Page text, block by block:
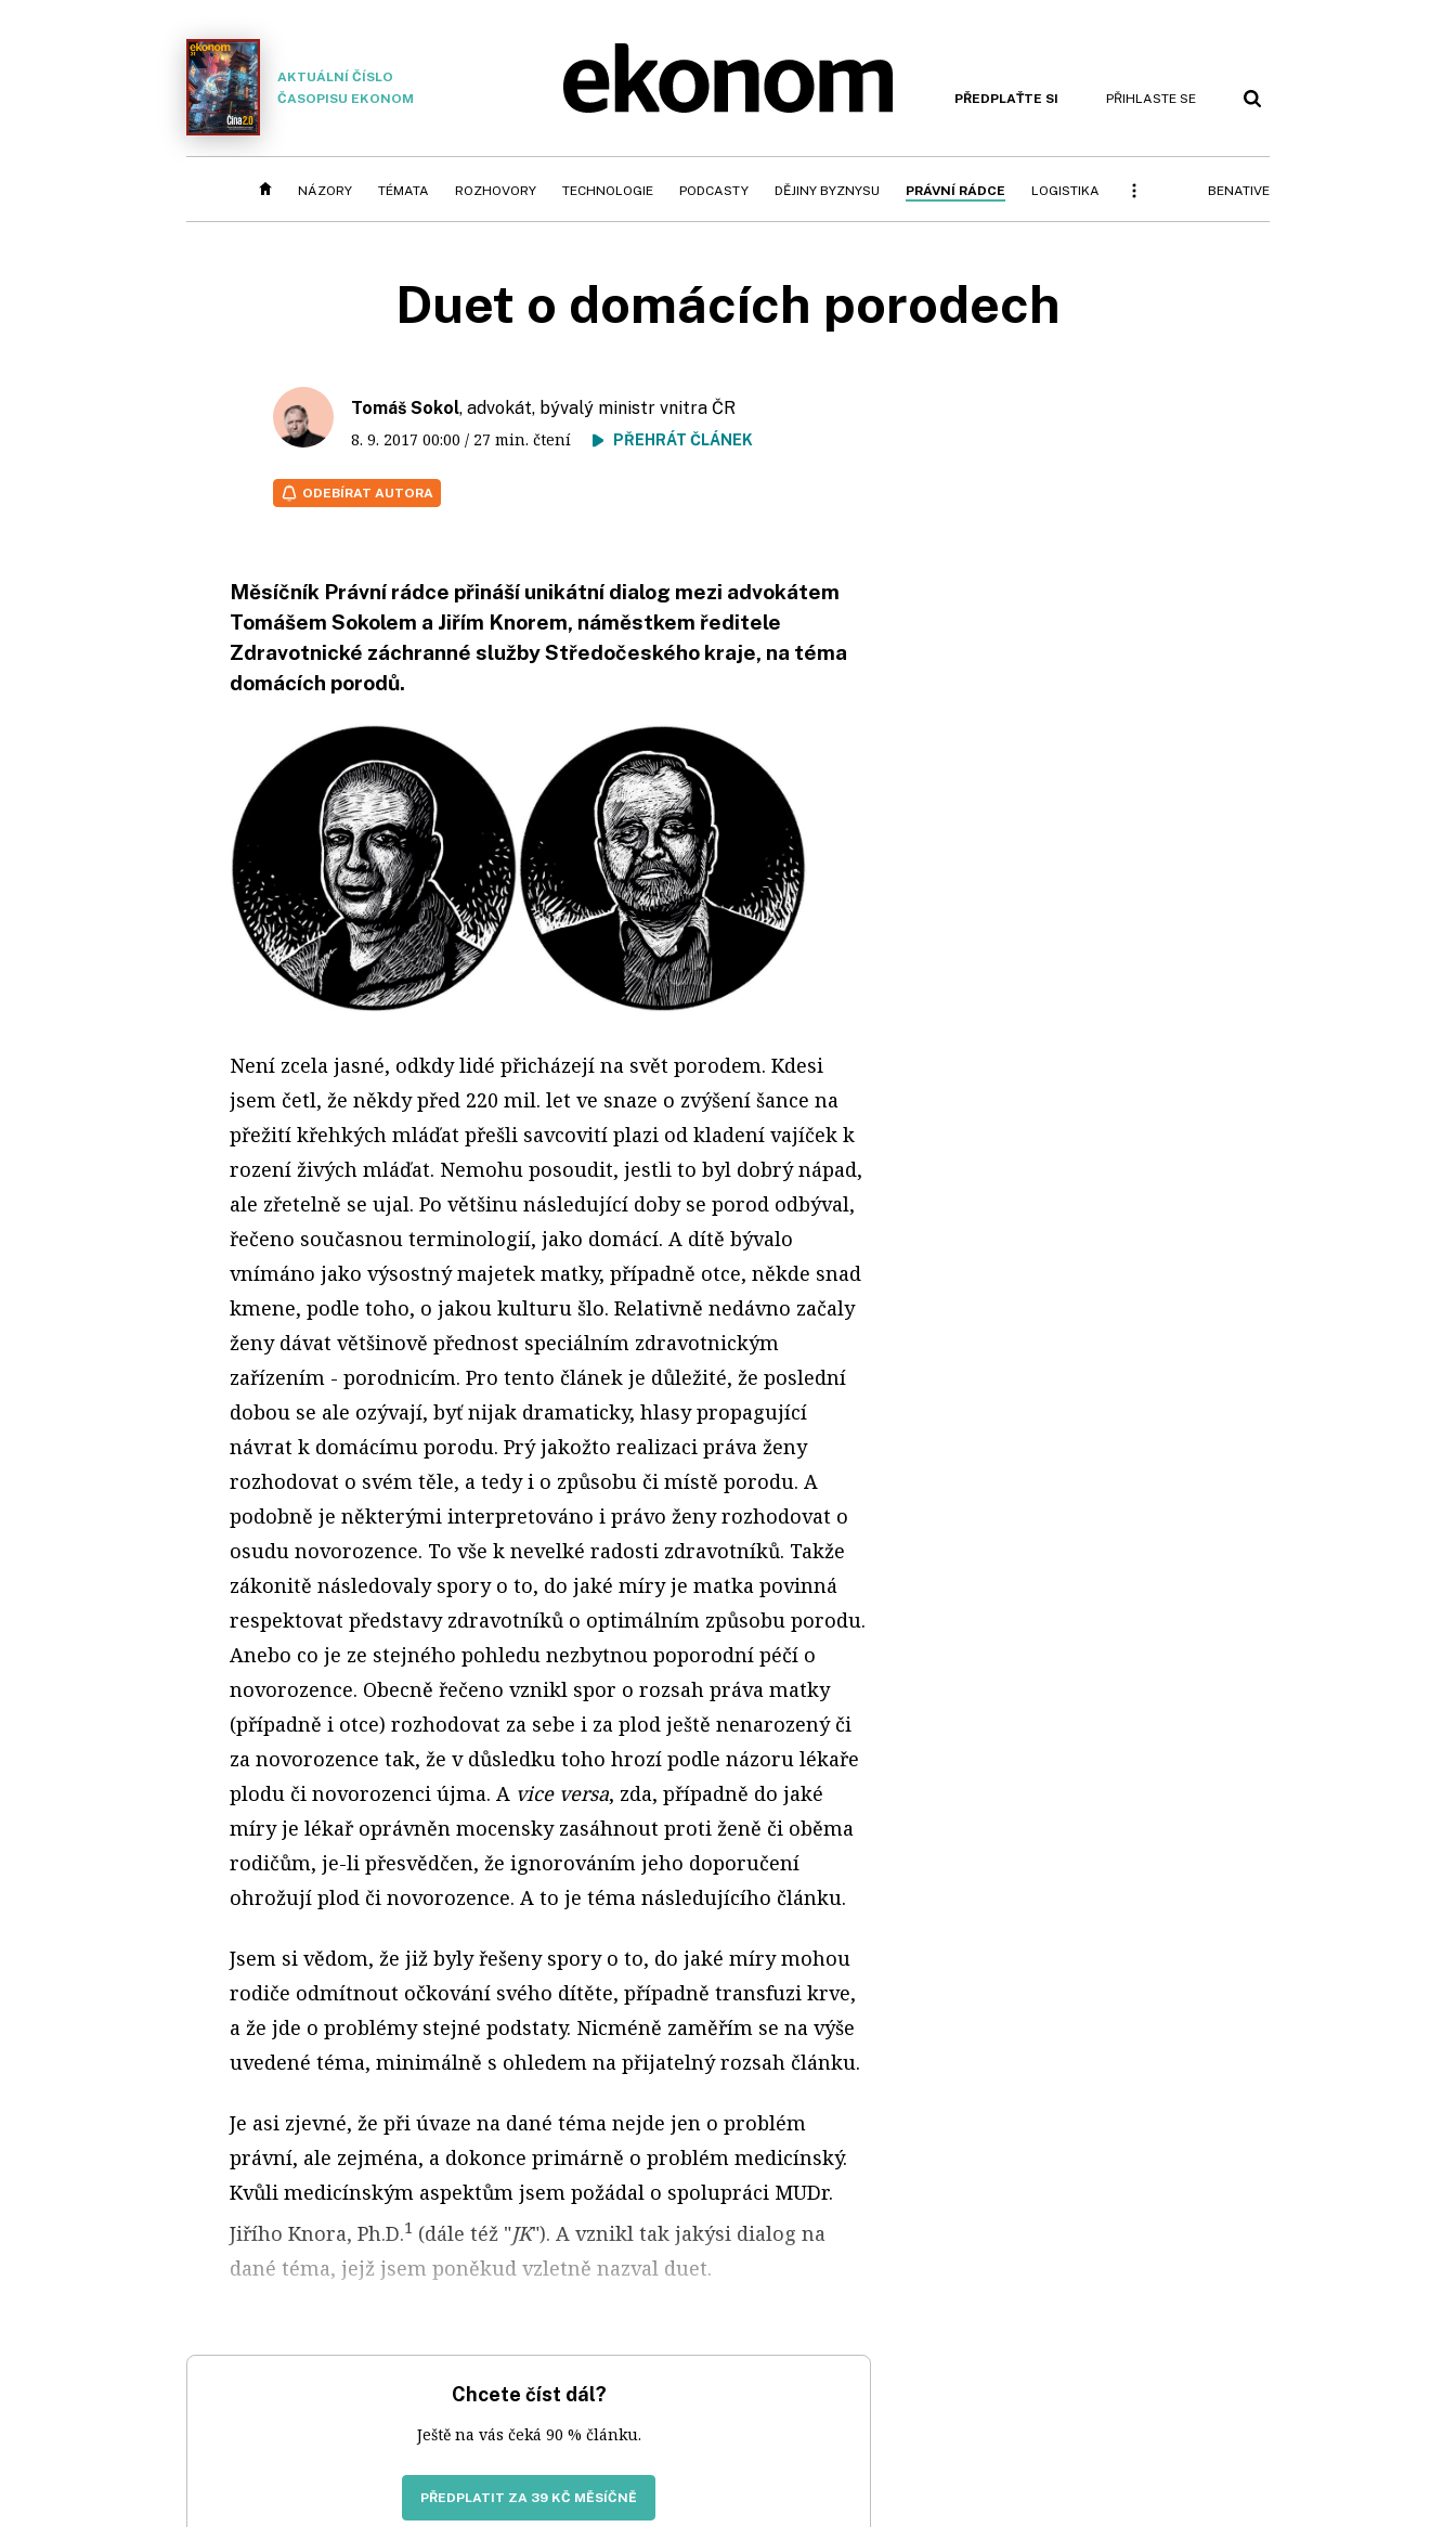
AKTUÁLNÍ ČÍSLO
ČASOPISU EKONOM
PŘEDPLAŤTE SI PŘIHLASTE SE
NÁZORY TÉMATA ROZHOVORY TECHNOLOGIE PODCASTY DĚJINY BYZNYSU PRÁVNÍ RÁDCE LOGISTIKA BENATIVE
Duet o domácích porodech
Tomáš Sokol, advokát, bývalý ministr vnitra ČR
8. 9. 2017 00:00 / 27 min. čtení PŘEHRÁT ČLÁNEK
ODEBÍRAT AUTORA
Měsíčník Právní rádce přináší unikátní dialog mezi advokátem
Tomášem Sokolem a Jiřím Knorem, náměstkem ředitele
Zdravotnické záchranné služby Středočeského kraje, na téma
domácích porodů.
Není zcela jasné, odkdy lidé přicházejí na svět porodem. Kdesi
jsem četl, že někdy před 220 mil. let ve snaze o zvýšení šance na
přežití křehkých mláďat přešli savcovití plazi od kladení vajíček k
rození živých mláďat. Nemohu posoudit, jestli to byl dobrý nápad,
ale zřetelně se ujal. Po většinu následující doby se porod odbýval,
řečeno současnou terminologií, jako domácí. A dítě bývalo
vnímáno jako výsostný majetek matky, případně otce, někde snad
kmene, podle toho, o jakou kulturu šlo. Relativně nedávno začaly
ženy dávat většinově přednost speciálním zdravotnickým
zařízením - porodnicím. Pro tento článek je důležité, že poslední
dobou se ale ozývají, byť nijak dramaticky, hlasy propagující
návrat k domácímu porodu. Prý jakožto realizaci práva ženy
rozhodovat o svém těle, a tedy i o způsobu či místě porodu. A
podobně je některými interpretováno i právo ženy rozhodovat o
osudu novorozence. To vše k nevelké radosti zdravotníků. Takže
zákonitě následovaly spory o to, do jaké míry je matka povinná
respektovat představy zdravotníků o optimálním způsobu porodu.
Anebo co je ze stejného pohledu nezbytnou poporodní péčí o
novorozence. Obecně řečeno vznikl spor o rozsah práva matky
(případně i otce) rozhodovat za sebe i za plod ještě nenarozený či
za novorozence tak, že v důsledku toho hrozí podle názoru lékaře
plodu či novorozenci újma. A vice versa, zda, případně do jaké
míry je lékař oprávněn mocensky zasáhnout proti ženě či oběma
rodičům, je-li přesvědčen, že ignorováním jeho doporučení
ohrožují plod či novorozence. A to je téma následujícího článku.
Jsem si vědom, že již byly řešeny spory o to, do jaké míry mohou
rodiče odmítnout očkování svého dítěte, případně transfuzi krve,
a že jde o problémy stejné podstaty. Nicméně zaměřím se na výše
uvedené téma, minimálně s ohledem na přijatelný rozsah článku.
Je asi zjevné, že při úvaze na dané téma nejde jen o problém
právní, ale zejména, a dokonce primárně o problém medicínský.
Kvůli medicínským aspektům jsem požádal o spolupráci MUDr.
Jiřího Knora, Ph.D.1 (dále též "JK"). A vznikl tak jakýsi dialog na
dané téma, jejž jsem poněkud vzletně nazval duet.
Chcete číst dál?
Ještě na vás čeká 90 % článku.
PŘEDPLATIT ZA 39 KČ MĚSÍČNĚ